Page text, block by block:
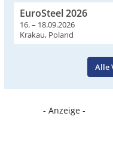
EuroSteel 2026
16. – 18.09.2026
Krakau, Poland
Alle
- Anzeige -